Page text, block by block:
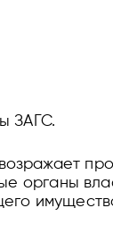
ЗАГС.
органы